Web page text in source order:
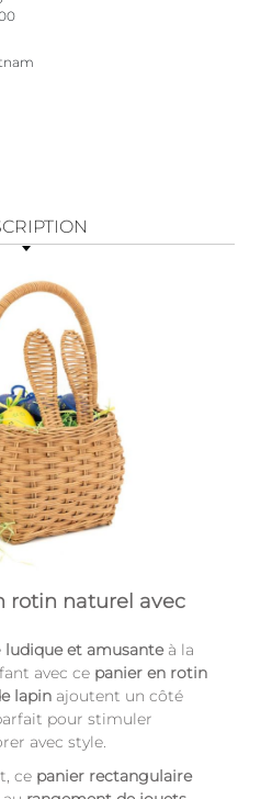
rotin naturel avec
ludique et amusanteà la
avec ce panier en rotin
lapin ajoutent un côté
pour stimuler
avec style.
ce panier rectangulaire